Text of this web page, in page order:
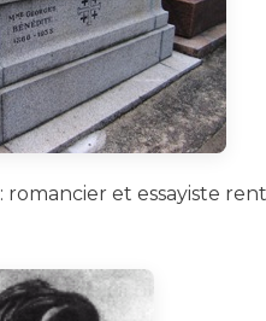
: romancier et essayiste